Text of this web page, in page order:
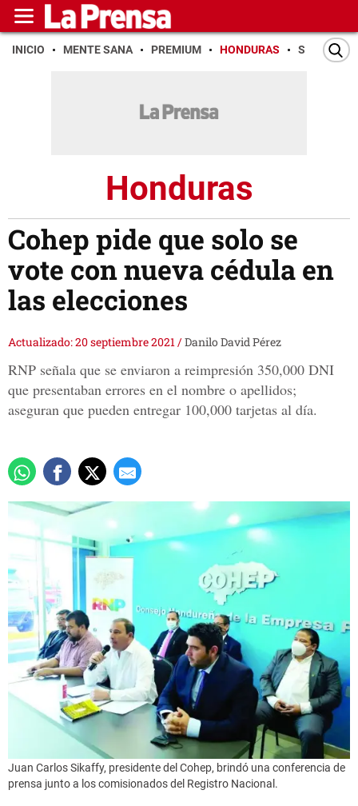
INICIO MENTE SANA PREMIUM HONDURAS SAN PEDRO
Honduras
Cohep pide que solo se
vote con nueva cédula en
las elecciones
Actualizado: 20 septiembre 2021/Danilo David Pérez
RNP señala que se enviaron a reimpresión 350,000 DNI
que presentaban errores en el nombre o apellidos;
aseguran que pueden entregar 100,000 tarjetas al día.
Juan Carlos Sikaffy, presidente del Cohep, brindó una conferencia de
prensa junto a los comisionados del Registro Nacional.